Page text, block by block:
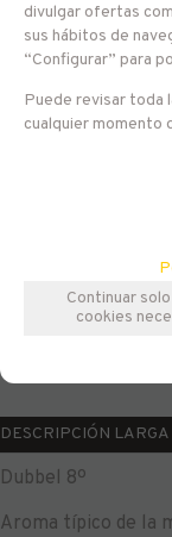
Familias
DESCRIPCIÓN LARGA
Dubbel 8º
Aroma típico de la
divulgar ofertas
sus hábitos de
“Configurar” para
Puede revisar toda
cualquier momento
Continuar
cookies